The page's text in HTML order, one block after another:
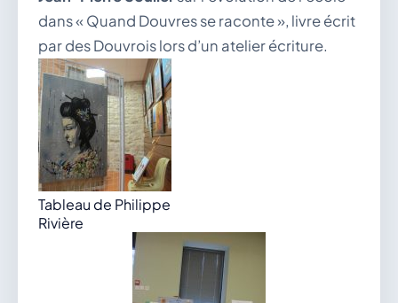
dans « Quand Douvres se raconte », livre écrit
par des Douvrois lors d’un atelier écriture.
Tableau de Philippe
Rivière